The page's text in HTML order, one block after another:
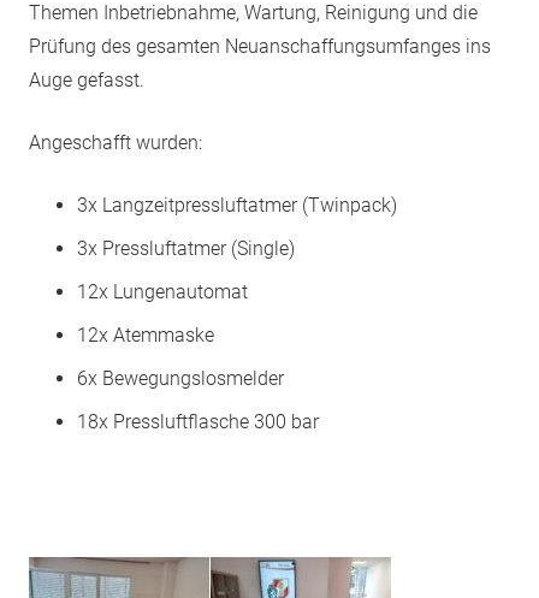
Themen Inbetriebnahme, Wartung, Reinigung und die
Prüfung des gesamten Neuanschaffungsumfanges ins
Auge gefasst.
Angeschafft wurden:
3x Langzeitpressluftatmer (Twinpack)
3x Pressluftatmer (Single)
12x Lungenautomat
12x Atemmaske
6x Bewegungslosmelder
18x Pressluftflasche 300 bar